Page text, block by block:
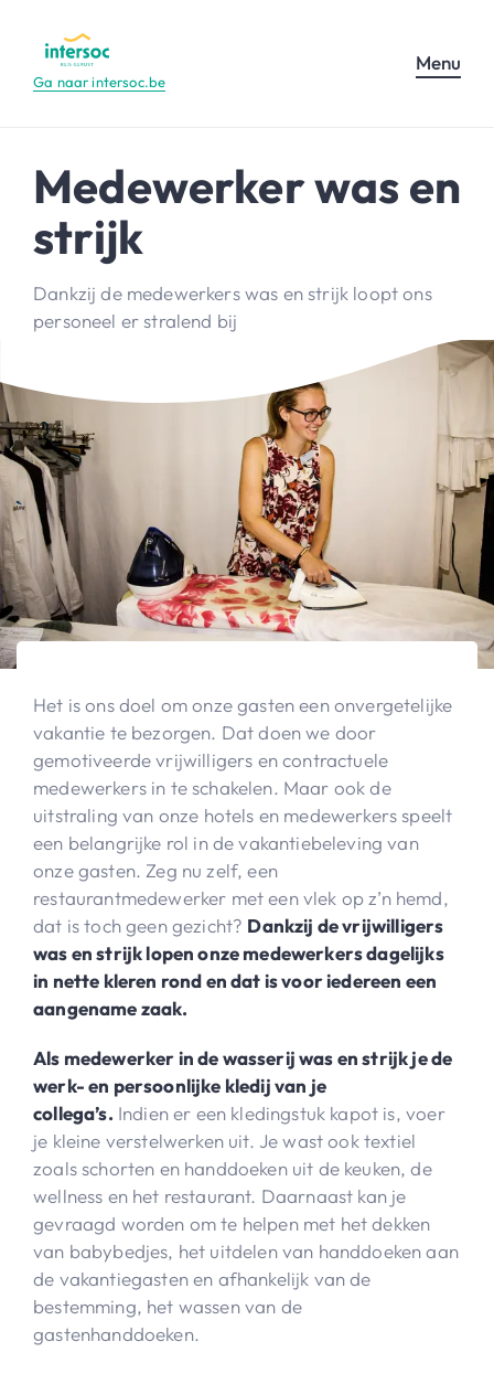
Ga naar intersoc.be
Menu
Medewerker was en
strijk
Dankzij de medewerkers was en strijk loopt ons
personeel er stralend bij
Het is ons doel om onze gasten een onvergetelijke
vakantie te bezorgen. Dat doen we door
gemotiveerde vrijwilligers en contractuele
medewerkers in te schakelen. Maar ook de
uitstraling van onze hotels en medewerkers speelt
een belangrijke rol in de vakantiebeleving van
onze gasten. Zeg nu zelf, een
restaurantmedewerker met een vlek op z’n hemd,
dat is toch geen gezicht? Dankzij de vrijwilligers
was en strijk lopen onze medewerkers dagelijks
in nette kleren rond en dat is voor iedereen een
aangename zaak.
Als medewerker in de wasserij was en strijk je de
werk- en persoonlijke kledij van je
collega’s. Indien er een kledingstuk kapot is, voer
je kleine verstelwerken uit. Je wast ook textiel
zoals schorten en handdoeken uit de keuken, de
wellness en het restaurant. Daarnaast kan je
gevraagd worden om te helpen met het dekken
van babybedjes, het uitdelen van handdoeken aan
de vakantiegasten en afhankelijk van de
bestemming, het wassen van de
gastenhanddoeken.